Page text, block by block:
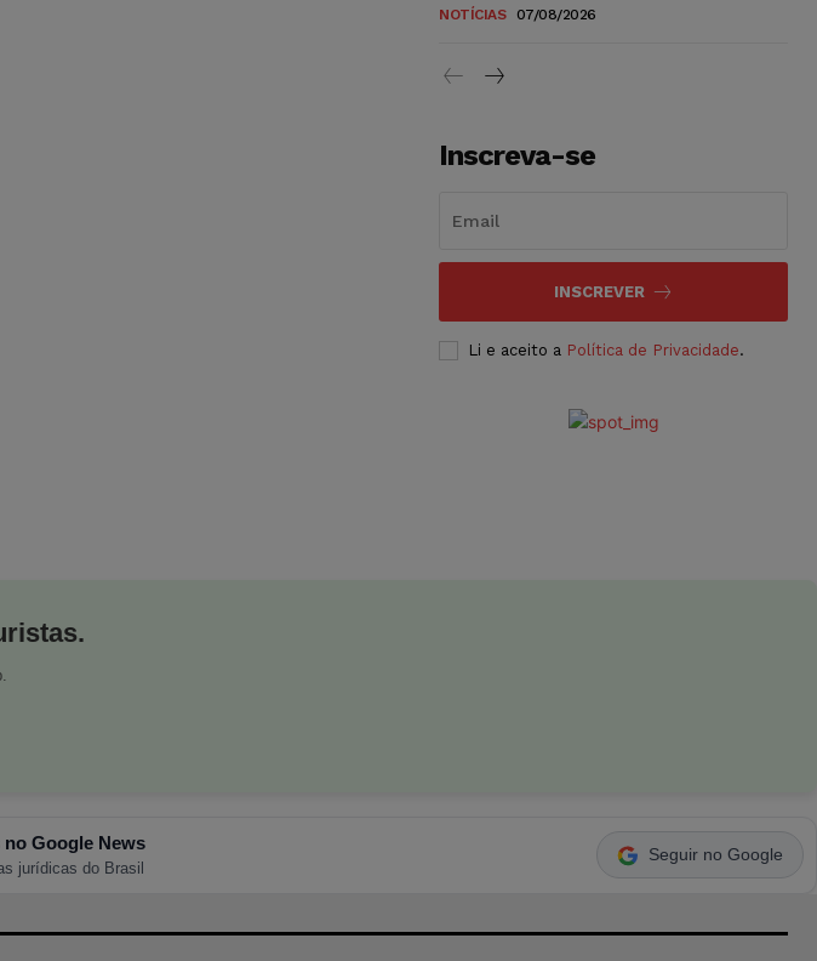
NOTÍCIAS 07/08/2026
Inscreva-se
INSCREVER
Li e aceito a Política de Privacidade.
Google News
jurídicas do Brasil
Seguir no Google